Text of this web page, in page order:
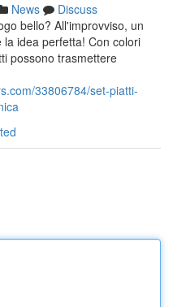
News
Discuss
bello? All'improvviso, un
idea perfetta! Con colori
possono trasmettere
33806784/set-piatti-